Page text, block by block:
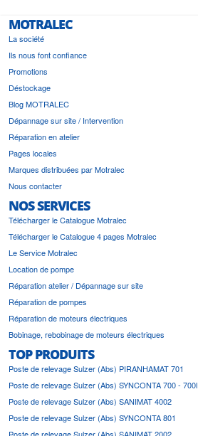
MOTRALEC
La société
Ils nous font confiance
Promotions
Déstockage
Blog MOTRALEC
Dépannage sur site / Intervention
Réparation en atelier
Pages locales
Marques distribuées par Motralec
Nous contacter
NOS SERVICES
Télécharger le Catalogue Motralec
Télécharger le Catalogue 4 pages Motralec
Le Service Motralec
Location de pompe
Réparation atelier / Dépannage sur site
Réparation de pompes
Réparation de moteurs électriques
Bobinage, rebobinage de moteurs électriques
TOP PRODUITS
Poste de relevage Sulzer (Abs) PIRANHAMAT 701
Poste de relevage Sulzer (Abs) SYNCONTA 700 - 700l
Poste de relevage Sulzer (Abs) SANIMAT 4002
Poste de relevage Sulzer (Abs) SYNCONTA 801
Poste de relevage Sulzer (Abs) SANIMAT 2002